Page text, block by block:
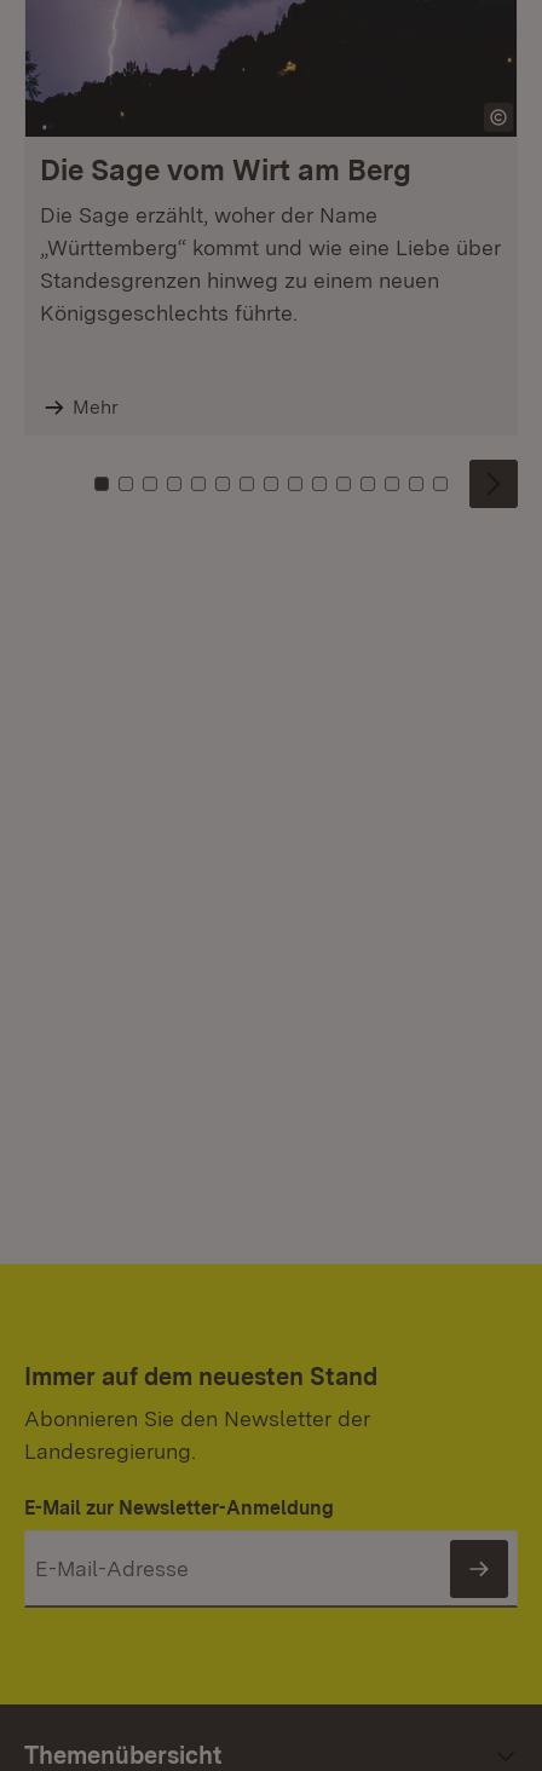
Die Sage vom Wirt am Berg
Die Sage erzählt, woher der Name
„Württemberg“ kommt und wie eine Liebe über
Standesgrenzen hinweg zu einem neuen
Königsgeschlechts führte.
Mehr
Zu Kachel: 0
Zu Kachel: 1
Zu Kachel: 2
Zu Kachel: 3
Zu Kachel: 4
Zu Kachel: 5
Zu Kachel: 6
Zu Kachel: 7
Zu Kachel: 8
Zu Kachel: 9
Zu Kachel: 10
Zu Kachel: 11
Zu Kachel: 12
Zu Kachel:
Zu
Immer auf dem neuesten Stand
Abonnieren Sie den Newsletter der
Landesregierung.
E-Mail zur Newsletter-Anmeldung
Themenübersicht